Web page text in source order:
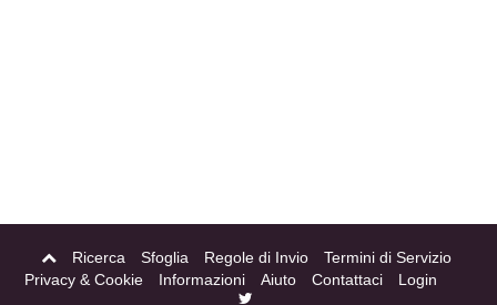
Ricerca Sfoglia Regole di Invio
Termini di Servizio
Privacy & Cookie
Informazioni Aiuto Contattaci Login